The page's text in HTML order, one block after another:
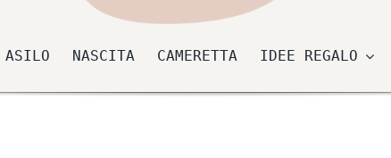
ASILO NASCITA CAMERETTA IDEE REGALO